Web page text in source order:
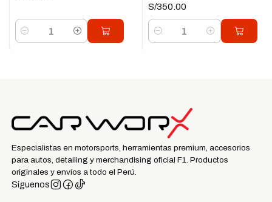
Cantidad
S/350.00
Cantidad
Especialistas en motorsports, herramientas premium, accesorios
para autos, detailing y merchandising oficial F1. Productos
originales y envíos a todo el Perú.
Síguenos